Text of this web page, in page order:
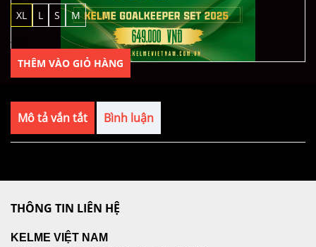
XL
L S
M
{/if}
THÊM VÀO GIỎ HÀNG
Mô tả vắn tắt Bình luận
THÔNG TIN LIÊN HỆ
KELME VIỆT NAM